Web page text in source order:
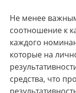
Не менее
соотношение к
каждого
которые на
средства, что